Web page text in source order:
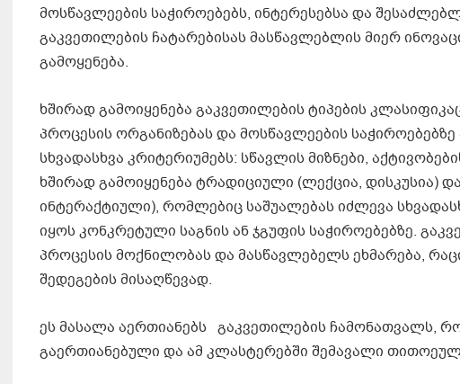
მოსწავლეების საჭიროებებს, ინტერესებსა და
გაკვეთილების ჩატარებისას მასწავლებლის მიერ
გამოყენება.
ხშირად გამოიყენება გაკვეთილების ტიპების
პროცესის ორგანიზებას და მოსწავლეების
სხვადასხვა კრიტერიუმებს: სწავლის მიზნები,
ხშირად გამოიყენება ტრადიციული (ლექცია, დისკუსია)
ინტერაქტიული), რომლებიც საშუალებას იძლევა
იყოს კონკრეტული საგნის ან ჯგუფის საჭიროებებზე.
პროცესის მოქნილობას და მასწავლებელს ეხმარება,
შედეგების მისაღწევად.
ეს მასალა აერთიანებს გაკვეთილების ჩამონათვალს,
გაერთიანებული და ამ კლასტერებში შემავალი